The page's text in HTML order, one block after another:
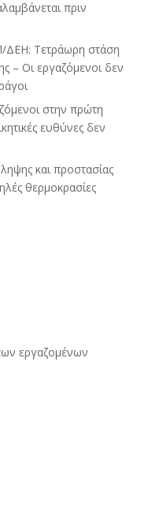
πριν
ΔΕΗ: Τετράωρη στάση
– Οι εργαζόμενοι δεν
στην πρώτη
ευθύνες δεν
και προστασίας
θερμοκρασίες
εργαζομένων